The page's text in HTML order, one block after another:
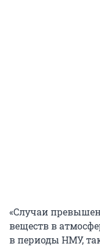
«Случаи
веществ в
в периоды НМУ,